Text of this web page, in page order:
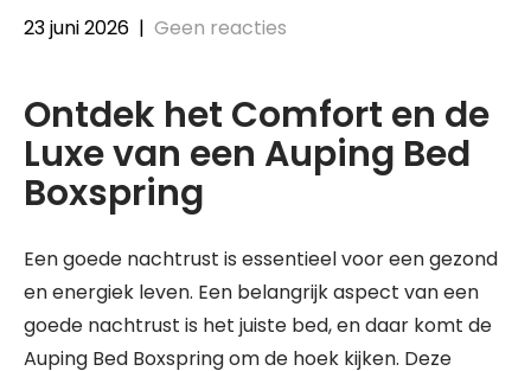
23 juni 2026 | Geen reacties
Ontdek het Comfort en de
Luxe van een Auping Bed
Boxspring
Een goede nachtrust is essentieel voor een gezond
en energiek leven. Een belangrijk aspect van een
goede nachtrust is het juiste bed, en daar komt de
Auping Bed Boxspring om de hoek kijken. Deze